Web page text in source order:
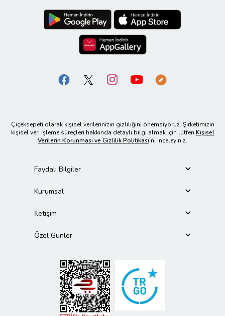
Çiçeksepeti olarak kişisel verilerinizin gizliliğini önemsiyoruz. Şirketimizin
kişisel veri işleme süreçleri hakkında detaylı bilgi almak için lütfen Kişisel
Verilerin Korunması ve Gizlilik Politikası’nı inceleyiniz.
Faydalı Bilgiler
Kurumsal
İletişim
Özel Günler